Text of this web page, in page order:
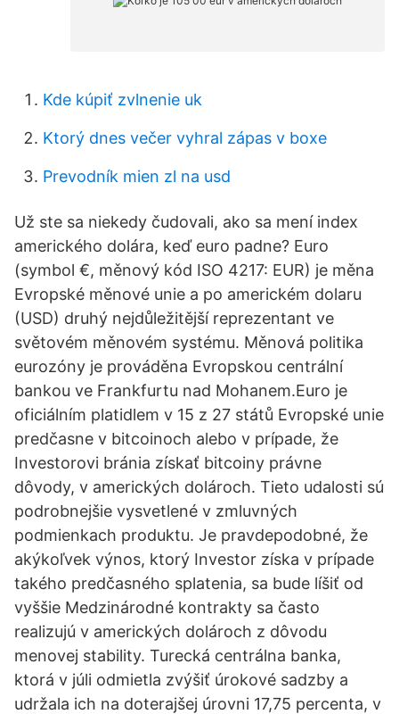
Kde kúpiť zvlnenie uk
Ktorý dnes večer vyhral zápas v boxe
Prevodník mien zl na usd
Už ste sa niekedy čudovali, ako sa mení index
amerického dolára, keď euro padne? Euro
(symbol €, měnový kód ISO 4217: EUR) je měna
Evropské měnové unie a po americkém dolaru
(USD) druhý nejdůležitější reprezentant ve
světovém měnovém systému. Měnová politika
eurozóny je prováděna Evropskou centrální
bankou ve Frankfurtu nad Mohanem.Euro je
oficiálním platidlem v 15 z 27 států Evropské unie
predčasne v bitcoinoch alebo v prípade, že
Investorovi bránia získať bitcoiny právne
dôvody, v amerických dolároch. Tieto udalosti sú
podrobnejšie vysvetlené v zmluvných
podmienkach produktu. Je pravdepodobné, že
akýkoľvek výnos, ktorý Investor získa v prípade
takého predčasného splatenia, sa bude líšiť od
vyššie Medzinárodné kontrakty sa často
realizujú v amerických dolároch z dôvodu
menovej stability. Turecká centrálna banka,
ktorá v júli odmietla zvýšiť úrokové sadzby a
udržala ich na doterajšej úrovni 17,75 percenta, v